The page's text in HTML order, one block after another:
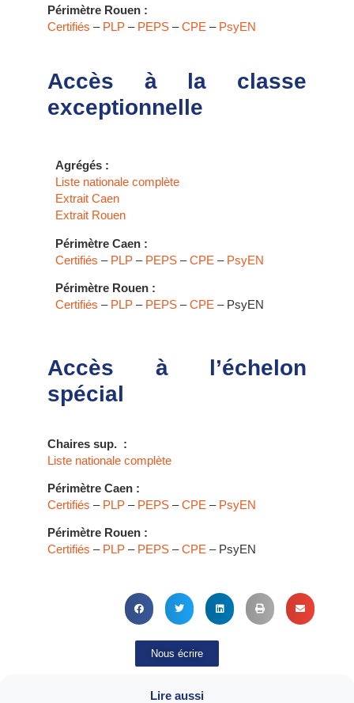
Périmètre Rouen :
Certifiés – PLP – PEPS –CPE – PsyEN
Accès à la classe
exceptionnelle
Agrégés :
Liste nationale complète
Extrait Caen
Extrait Rouen
Périmètre Caen :
Certifiés – PLP – PEPS –CPE – PsyEN
Périmètre Rouen :
Certifiés – PLP – PEPS –CPE – PsyEN
Accès à l’échelon
spécial
Chaires sup. :
Liste nationale complète
Périmètre Caen :
Certifiés – PLP – PEPS –CPE – PsyEN
Périmètre Rouen :
Certifiés – PLP – PEPS –CPE – PsyEN
Nous écrire
Lire aussi